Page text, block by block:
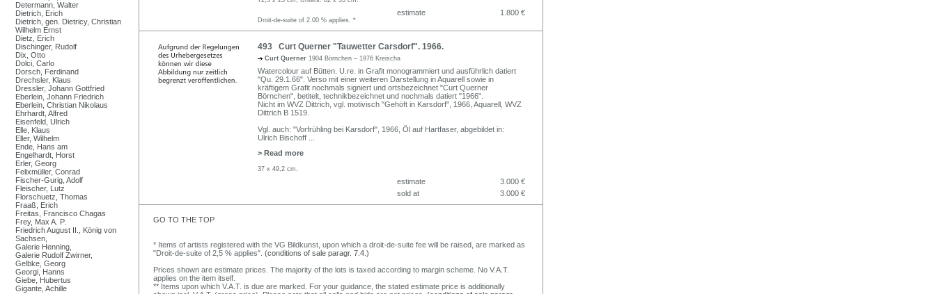
Determann, Walter
Dietrich, Erich
Dietrich, gen. Dietricy, Christian
Wilhelm Ernst
Dietz, Erich
Dischinger, Rudolf
Dix, Otto
Dolci, Carlo
Dorsch, Ferdinand
Drechsler, Klaus
Dressler, Johann Gottfried
Eberlein, Johann Friedrich
Eberlein, Christian Nikolaus
Ehrhardt, Alfred
Eisenfeld, Ulrich
Elle, Klaus
Eller, Wilhelm
Ende, Hans am
Engelhardt, Horst
Erler, Georg
Felixmüller, Conrad
Fischer-Gurig, Adolf
Fleischer, Lutz
Florschuetz, Thomas
Fraaß, Erich
Freitas, Francisco Chagas
Frey, Max A. P.
Friedrich August II., König von
Sachsen,
Galerie Henning,
Galerie Rudolf Zwirner,
Gelbke, Georg
Georgi, Hanns
Giebe, Hubertus
Gigante, Achille
estimate 1.800 €
Droit-de-suite of 2.00 % applies. *
493 Curt Querner "Tauwetter Carsdorf". 1966.
Curt Querner 1904 Börnchen – 1976 Kreischa
Watercolour auf Bütten. U.re. in Grafit monogrammiert und ausführlich datiert
"Qu. 29.1.66". Verso mit einer weiteren Darstellung in Aquarell sowie in
kräftigem Grafit nochmals signiert und ortsbezeichnet "Curt Querner
Börnchen", betitelt, technikbezeichnet und nochmals datiert "1966".
Nicht im WVZ Dittrich, vgl. motivisch "Gehöft in Karsdorf", 1966, Aquarell, WVZ
Dittrich B 1519.
Vgl. auch: "Vorfrühling bei Karsdorf", 1966, Öl auf Hartfaser, abgebildet in:
Ulrich Bischoff
> Read more
37 x 49,2 cm.
estimate
3.000 €
sold at
3.000 €
GO TO THE TOP
* Items of artists registered with the VG Bildkunst, upon which a droit-de-suite fee will be raised, are marked as
"Droit-de-suite of 2,5 % applies". (conditions of sale paragr. 7.4.)
Prices shown are estimate prices. The majority of the lots is taxed according to margin scheme. No V.A.T.
applies on the item itself.
** Items upon which V.A.T. is due are marked. For your guidance, the stated estimate price is additionally